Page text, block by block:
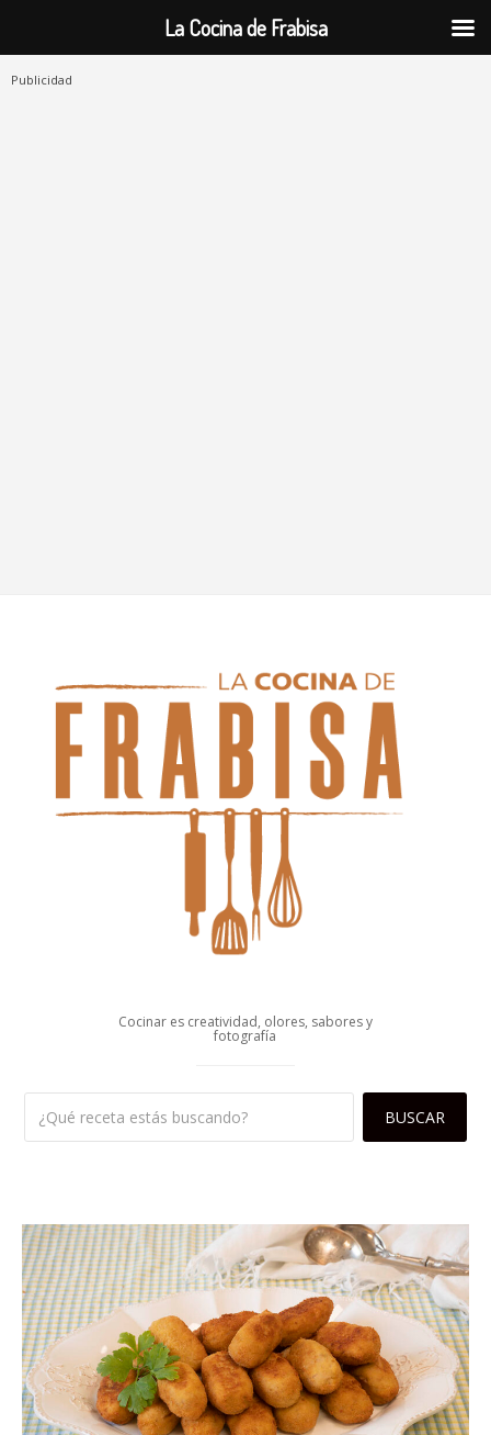
Publicidad
Cocinar es creatividad, olores, sabores y
fotografía
La Cocina de Frabisa